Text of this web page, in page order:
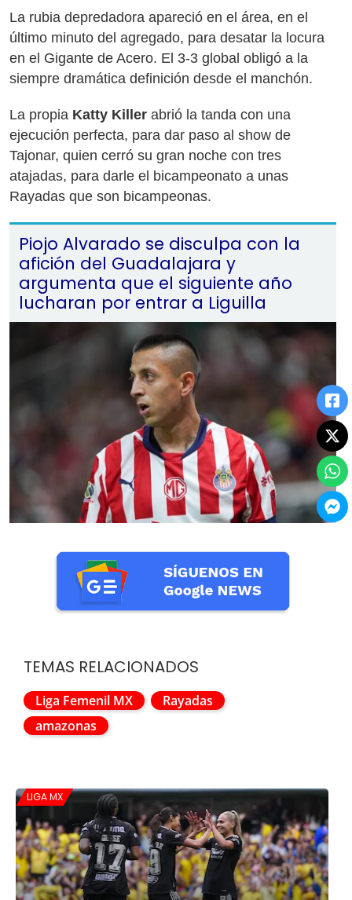
La rubia depredadora apareció en el área, en el
último minuto del agregado, para desatar la locura
en el Gigante de Acero. El 3-3 global obligó a la
siempre dramática definición desde el manchón.
La propia Katty Killer abrió la tanda con una
ejecución perfecta, para dar paso al show de
Tajonar, quien cerró su gran noche con tres
atajadas, para darle el bicampeonato a unas
Rayadas que son bicampeonas.
Piojo Alvarado se disculpa con la
afición del Guadalajara y
argumenta que el siguiente año
lucharan por entrar a Liguilla
TEMAS RELACIONADOS
Liga Femenil MX
Rayadas
amazonas
LIGA MX